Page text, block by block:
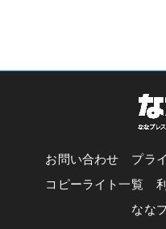
お問い合わせ プラ
コピーライト一覧
なな